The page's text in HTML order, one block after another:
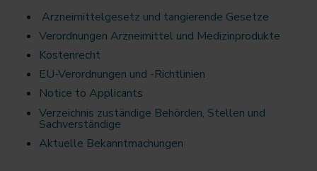
Arzneimittelgesetz und tangierende Gesetze
Verordnungen Arzneimittel und Medizinprodukte
Kostenrecht
EU-Verordnungen und -Richtlinien
Notice to Applicants
Verzeichnis zuständige Behörden, Stellen und
Sachverständige
Aktuelle Bekanntmachungen